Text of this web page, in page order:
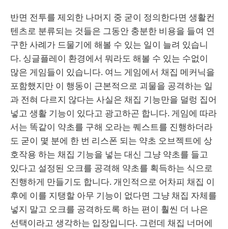
반면 전투를 제외한 나머지 중 굳이 정의한다면 생활컨
텐츠로 분류되는 것들은 그동안 충분한 비용을 들여 연
구한 사례가 드물기에 해볼 수 있는 일이 늘려 있습니
다. 싱글플레이 환경에서 뭐라도 해볼 수 있는 수없이
많은 게임들이 있습니다. 여느 게임에서 채집 메커닉을
포함했지만 이 행동이 근본적으로 괴물을 공격하는 일
과 전혀 다르지 않다는 사실은 채집 기능만을 덜렁 집어
넣고 생활 기능이 있다고 광고하곤 합니다. 게임에 따라
서는 똑같이 약초를 구해 오라는 퀘스트를 진행하더라
도 굳이 몇 분에 한 번 리스폰 되는 약초 오브젝트에 상
호작용 하는 채집 기능을 넣는 대신 그냥 약초를 들고
있다고 설정된 오크를 공격해 약초를 획득하는 식으로
진행하게 만들기도 합니다. 개인적으로 어차피 채집 이
후에 이를 지탱할 아무 기능이 없다면 그냥 채집 자체를
넣지 말고 오크를 공격하도록 하는 편이 훨씬 더 나은
선택이라고 생각하는 입장입니다. 그런데 채집 너머에